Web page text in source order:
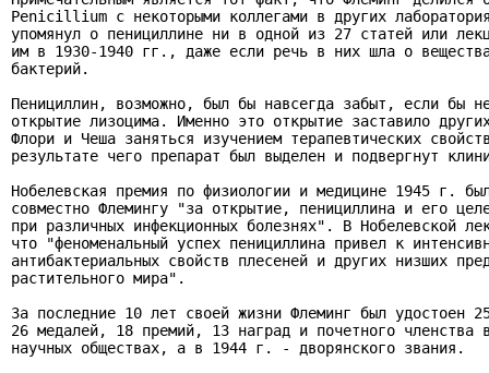
Penicillium с некоторыми коллегами в других
упомянул о пенициллине ни в одной из 27 статей или
им в 1930-1940 гг., даже если речь в них шла о
бактерий.
Пенициллин, возможно, был бы навсегда забыт, если бы
открытие лизоцима. Именно это открытие заставило
Флори и Чеша заняться изучением терапевтических
результате чего препарат был выделен и подвергнут
Нобелевская премия по физиологии и медицине 1945 г.
совместно Флемингу "за открытие, пенициллина и его
при различных инфекционных болезнях". В Нобелевской
что "феноменальный успех пенициллина привел к
антибактериальных свойств плесеней и других низших
растительного мира".
За последние 10 лет своей жизни Флеминг был удостоен
26 медалей, 18 премий, 13 наград и почетного членства
научных обществах, а в 1944 г. - дворянского звания.